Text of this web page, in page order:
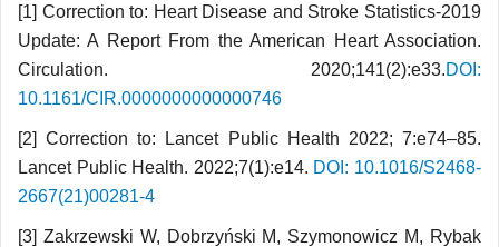
[1] Correction to: Heart Disease and Stroke Statistics-2019
Update: A Report From the American Heart Association.
Circulation. 2020;141(2):e33.DOI:
10.1161/CIR.0000000000000746
[2] Correction to: Lancet Public Health 2022; 7:e74–85.
Lancet Public Health. 2022;7(1):e14. DOI: 10.1016/S2468-
2667(21)00281-4
[3] Zakrzewski W, Dobrzyński M, Szymonowicz M, Rybak